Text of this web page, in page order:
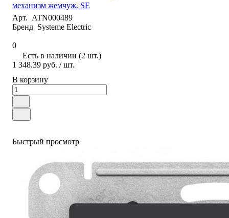
механизм жемчуж. SE
Арт. ATN000489
Бренд Systeme Electric
0
Есть в наличии (2 шт.)
1 348.39 руб. / шт.
В корзину
Быстрый просмотр